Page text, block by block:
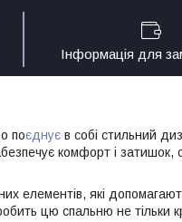
Інформація для
поєднує в собі стильний
комфорт і
елементів, які
цю спальню не тільки